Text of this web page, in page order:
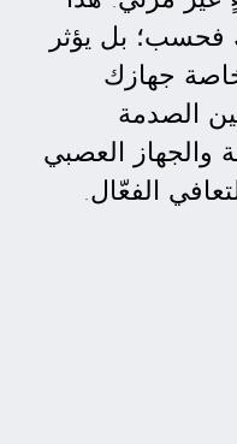
فحسب؛ بل يؤثر
جهازك
الصدمة
العصبي
الفعّال.